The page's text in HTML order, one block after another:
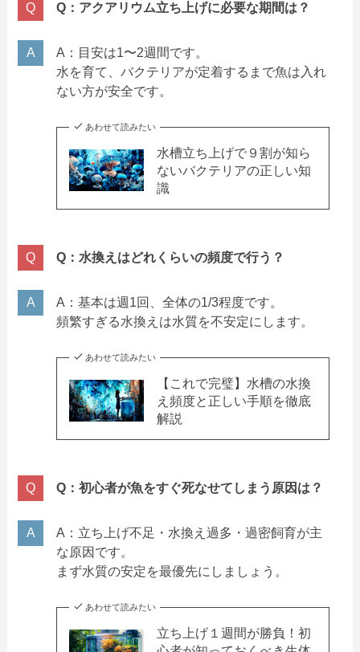
Q：アクアリウム立ち上げに必要な期間は？
A：目安は1〜2週間です。
水を育て、バクテリアが定着するまで魚は入れ
ない方が安全です。
あわせて読みたい
水槽立ち上げで９割が知ら
ないバクテリアの正しい知
識
Q：水換えはどれくらいの頻度で行う？
A：基本は週1回、全体の1/3程度です。
頻繁すぎる水換えは水質を不安定にします。
あわせて読みたい
【これで完璧】水槽の水換
え頻度と正しい手順を徹底
解説
Q：初心者が魚をすぐ死なせてしまう原因は？
A：立ち上げ不足・水換え過多・過密飼育が主
な原因です。
まず水質の安定を最優先にしましょう。
あわせて読みたい
立ち上げ１週間が勝負！初